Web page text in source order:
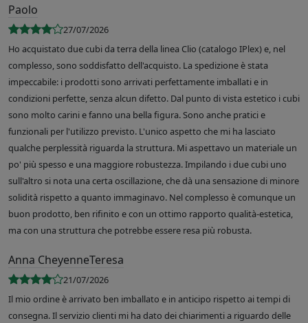
Paolo
27/07/2026
Ho acquistato due cubi da terra della linea Clio (catalogo IPlex) e, nel
complesso, sono soddisfatto dell'acquisto. La spedizione è stata
impeccabile: i prodotti sono arrivati perfettamente imballati e in
condizioni perfette, senza alcun difetto. Dal punto di vista estetico i cubi
sono molto carini e fanno una bella figura. Sono anche pratici e
funzionali per l'utilizzo previsto. L'unico aspetto che mi ha lasciato
qualche perplessità riguarda la struttura. Mi aspettavo un materiale un
po' più spesso e una maggiore robustezza. Impilando i due cubi uno
sull'altro si nota una certa oscillazione, che dà una sensazione di minore
solidità rispetto a quanto immaginavo. Nel complesso è comunque un
buon prodotto, ben rifinito e con un ottimo rapporto qualità-estetica,
ma con una struttura che potrebbe essere resa più robusta.
Anna CheyenneTeresa
21/07/2026
Il mio ordine è arrivato ben imballato e in anticipo rispetto ai tempi di
consegna. Il servizio clienti mi ha dato dei chiarimenti a riguardo delle